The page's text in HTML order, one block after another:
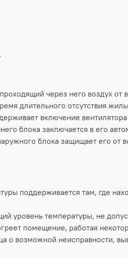
через него воздух от
длительного отсутствия
включение
блока заключается в его
блока защищает его от
поддерживается там, где
уровень температуры, не
помещение, работая
о возможной неисправности,